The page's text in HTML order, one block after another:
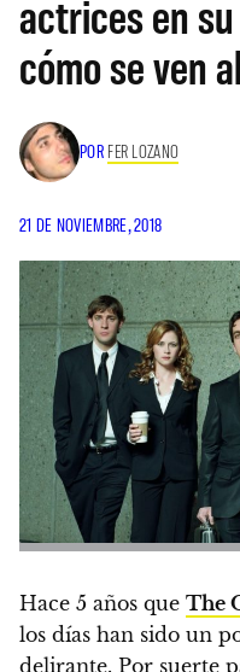
actrices en
cómo se ven
POR FER LOZANO
21 DE NOVIEMBRE, 2018
Hace 5 años que The
los días han sido un
delirante. Por suerte